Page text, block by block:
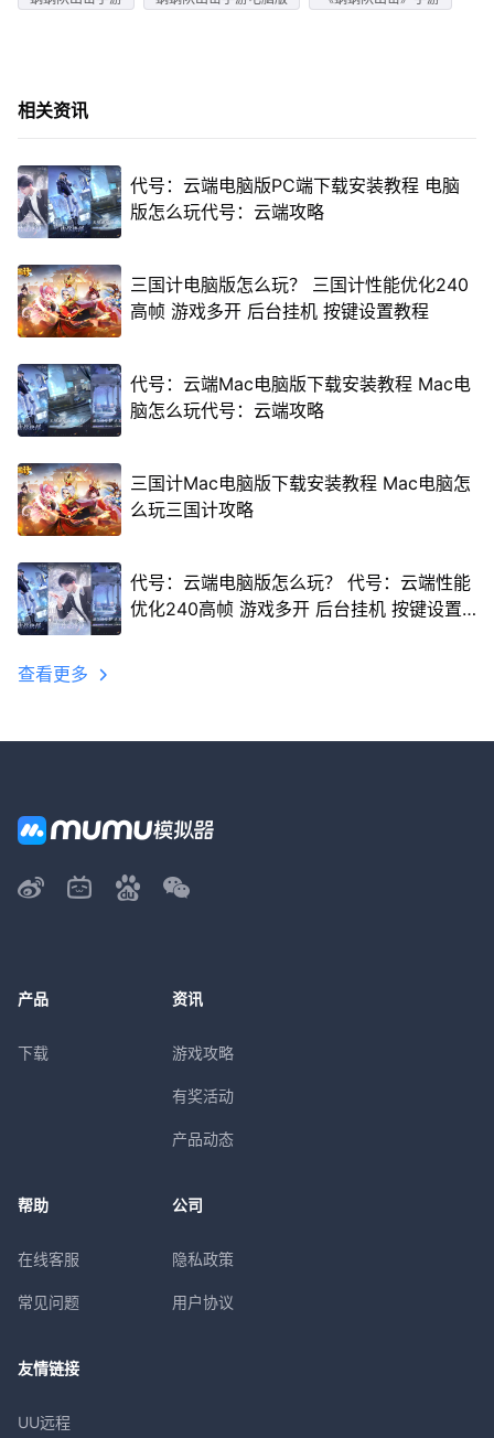
相关资讯
代号：云端电脑版PC端下载安装教程 电脑
版怎么玩代号：云端攻略
三国计电脑版怎么玩？ 三国计性能优化240
高帧 游戏多开 后台挂机 按键设置教程
代号：云端Mac电脑版下载安装教程 Mac电
脑怎么玩代号：云端攻略
三国计Mac电脑版下载安装教程 Mac电脑怎
么玩三国计攻略
代号：云端电脑版怎么玩？ 代号：云端性能
优化240高帧 游戏多开 后台挂机 按键设置
查看更多
产品
下载
资讯
游戏攻略
有奖活动
产品动态
帮助
在线客服
常见问题
公司
隐私政策
用户协议
友情链接
UU远程